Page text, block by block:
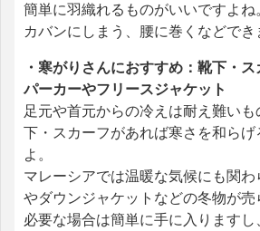
簡単に羽織れるものがいいですよ
カバンにしまう、腰に巻くなどでき
・寒がりさんにおすすめ：靴下・
パーカーやフリースジャケット
足元や首元からの冷えは耐え難い
下・スカーフがあれば寒さを和ら
よ。
マレーシアでは温暖な気候にも関
やダウンジャケットなどの冬物が売
必要な場合は簡単に手に入ります